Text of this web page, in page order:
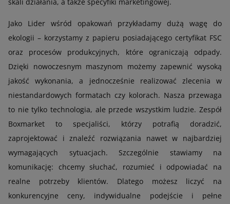
Jako Lider wśród opakowań przykładamy dużą wagę do
ekologii – korzystamy z papieru posiadającego certyfikat FSC
oraz procesów produkcyjnych, które ograniczają odpady.
Dzięki nowoczesnym maszynom możemy zapewnić wysoką
jakość wykonania, a jednocześnie realizować zlecenia w
niestandardowych formatach czy kolorach. Nasza przewaga
to nie tylko technologia, ale przede wszystkim ludzie. Zespół
Boxmarket to specjaliści, którzy potrafią doradzić,
zaprojektować i znaleźć rozwiązania nawet w najbardziej
wymagających sytuacjach. Szczególnie stawiamy na
komunikację: chcemy słuchać, rozumieć i odpowiadać na
realne potrzeby klientów. Dlatego możesz liczyć na
konkurencyjne ceny, indywidualne podejście i pełne